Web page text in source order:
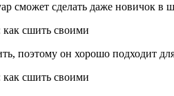
сможет сделать даже новичок в
поэтому он хорошо подходит